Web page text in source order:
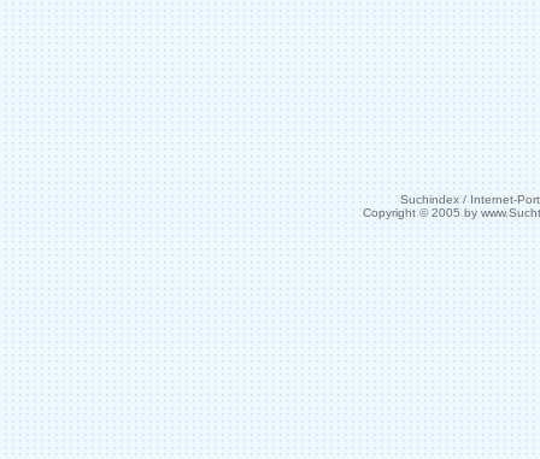
Suchindex / Internet-
Copyright © 2005 by